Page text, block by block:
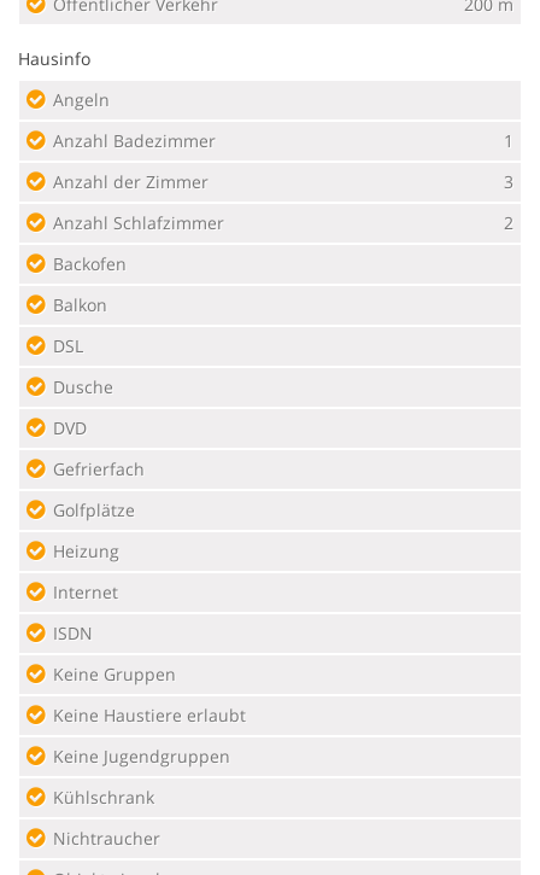
Hausinfo
Angeln
Anzahl Badezimmer
1
Anzahl der Zimmer
3
Anzahl Schlafzimmer
2
Backofen
Balkon
DSL
Dusche
DVD
Gefrierfach
Golfplätze
Heizung
Internet
ISDN
Keine Gruppen
Keine Haustiere erlaubt
Keine Jugendgruppen
Kühlschrank
Nichtraucher